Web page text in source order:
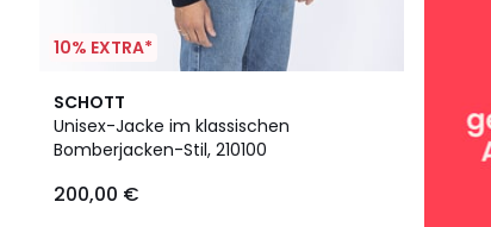
10% EXTRA*
SCHOTT
Unisex-Jacke im klassischen
Bomberjacken-Stil, 210100
200,00 €
5
/
5
3
Farben